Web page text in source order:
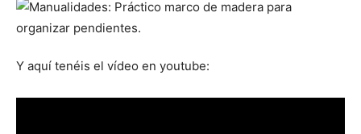
Y aquí tenéis el vídeo en youtube: